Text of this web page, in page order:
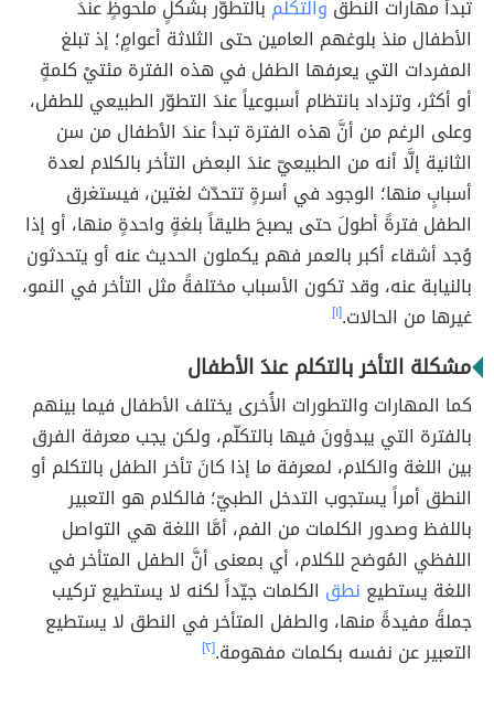
تبدأ مهارات النطق والتكلم بالتطوّر بشكلٍ ملحوظٍ عندَ
الأطفال منذ بلوغهم العامين حتى الثلاثة أعوامٍ؛ إذ تبلغ
المفردات التي يعرفها الطفل في هذه الفترة مئتيْ كلمةٍ
أو أكثر، وتزداد بانتظام أسبوعياً عندَ التطوّر الطبيعي للطفل،
وعلى الرغم من أنَّ هذه الفترة تبدأ عندَ الأطفال من سن
الثانية إلَّا أنه من الطبيعيّ عندَ البعض التأخر بالكلام لعدة
أسبابٍ منها؛ الوجود في أسرةٍ تتحدّث لغتين، فيستغرق
الطفل فترةً أطولَ حتى يصبحَ طليقاً بلغةٍ واحدةٍ منها، أو إذا
وُجد أشقاء أكبر بالعمر فهم يكملون الحديث عنه أو يتحدثون
بالنيابة عنه، وقد تكون الأسباب مختلفةً مثل التأخر في النمو،
غيرها من الحالات.[١]
مشكلة التأخر بالتكلم عندَ الأطفال
كما المهارات والتطورات الأُخرى يختلف الأطفال فيما بينهم
بالفترة التي يبدؤونَ فيها بالتكلّم، ولكن يجب معرفة الفرق
بين اللغة والكلام، لمعرفة ما إذا كانَ تأخر الطفل بالتكلم أو
النطق أمراً يستجوب التدخل الطبيّ؛ فالكلام هو التعبير
باللفظ وصدور الكلمات من الفم، أمَّا اللغة هي التواصل
اللفظي المُوضح للكلام، أي بمعنى أنَّ الطفل المتأخر في
اللغة يستطيع نطق الكلمات جيّداً لكنه لا يستطيع تركيب
جملةً مفيدةً منها، والطفل المتأخر في النطق لا يستطيع
التعبير عن نفسه بكلمات مفهومة.[٢]